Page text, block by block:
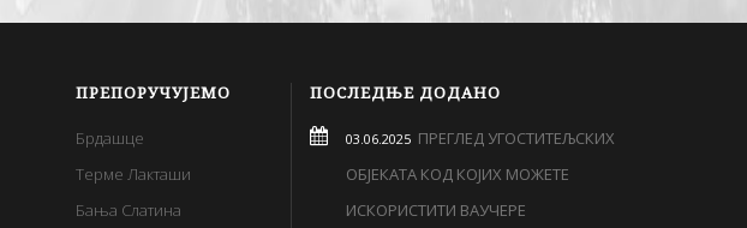
ПРЕПОРУЧУЈЕМО
Брдашце
Терме Лакташи
Бања Слатина
ПОСЛЕДЊЕ ДОДАНО
03.06.2025ПРЕГЛЕД УГОСТИТЕЉСКИХ
ОБЈЕКАТА КОД КОЈИХ МОЖЕТЕ
ИСКОРИСТИТИ ВАУЧЕРЕ